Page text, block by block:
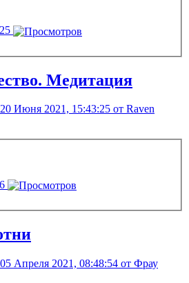
Медитация
Июня 2021, 15:43:25 от Raven
Апреля 2021, 08:48:54 от Фрау